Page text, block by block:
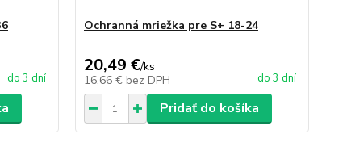
do 3 dní
Ochranná mriežka pre S+ 18-24
20,49 €/ks
16,66 € bez DPH do 3 dní
Pridať do košíka